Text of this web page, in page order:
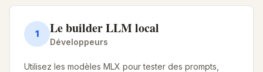
1 Le builder LLM local
Développeurs
Utilisez les modèles MLX pour tester des prompts,